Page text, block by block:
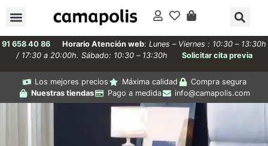
91 658 40 86 Horario Atención web: Lunes – Viernes : 10:30 – 13:30h
/ 17:30 a 20:00h. Sábado: 10:30 – 13:30h
Solicitar cita previa
Los mejores precios Máxima calidad
Compra segura
Nuestras tiendas
Pago a medida info@camapolis.com